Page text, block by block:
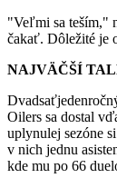
"Veľmi sa teším,"
čakať. Dôležité je
NAJVÄČŠÍ
Oilers sa dostal
uplynulej sezóne
v nich jednu
kde mu po 66